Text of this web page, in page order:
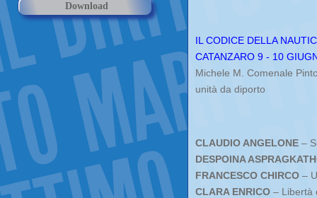
IL CODICE DELLA
CATANZARO 9 - 10
Michele M. Comenale
unità da diporto
CLAUDIO ANGELONE –
DESPOINA
FRANCESCO CHIRCO –
CLARA ENRICO – Libertà
Download